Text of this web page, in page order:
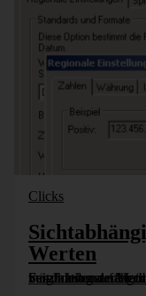
Clicks
Werten
Seit Jahrhunderten übt die Kreiskonstante Pi eine besondere Faszination auf Mathematiker